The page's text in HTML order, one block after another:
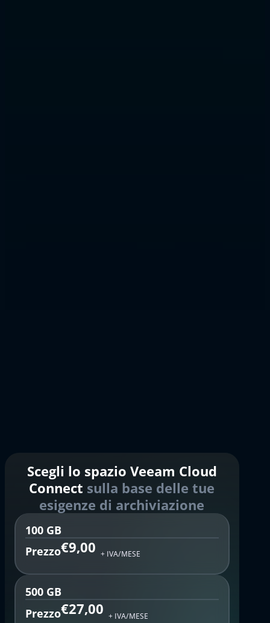
Scegli lo spazio Veeam Cloud
Connect sulla base delle tue
esigenze di archiviazione
100 GB
Prezzo€9,00 + IVA/MESE
500 GB
Prezzo€27,00 + IVA/MESE